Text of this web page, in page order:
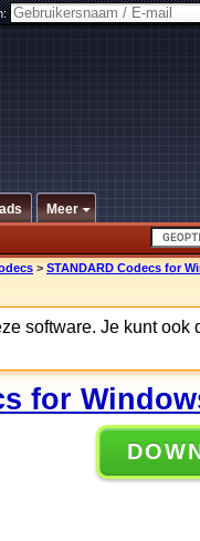
Meer
> STANDARD Codecs for
software. Je kunt ook
for